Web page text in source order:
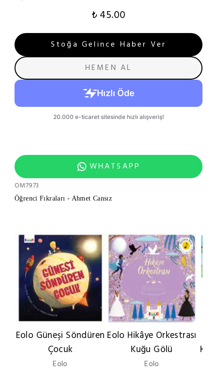
₺ 45.00
Stoğa Gelince Haber Ver
HEMEN AL
WHATSAPP
OM7973
Öğrenci Fıkraları - Ahmet Cansız
Eolo Güneşi Söndüren
Çocuk
Eolo
Eolo Hikâye Orkestrası
Kuğu Gölü
Eolo